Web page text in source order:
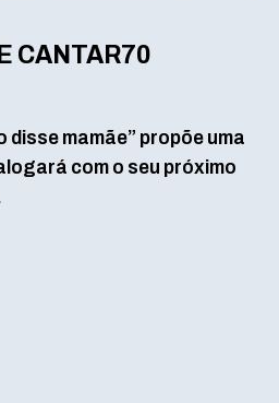
CANTAR70
disse mamãe” propõe uma
com o seu próximo